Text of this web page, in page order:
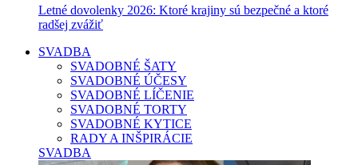
Letné dovolenky 2026: Ktoré krajiny sú bezpečné a ktoré
radšej zvážiť
SVADBA
SVADOBNÉ ŠATY
SVADOBNÉ ÚČESY
SVADOBNÉ LÍČENIE
SVADOBNÉ TORTY
SVADOBNÉ KYTICE
RADY A INŠPIRÁCIE
SVADBA